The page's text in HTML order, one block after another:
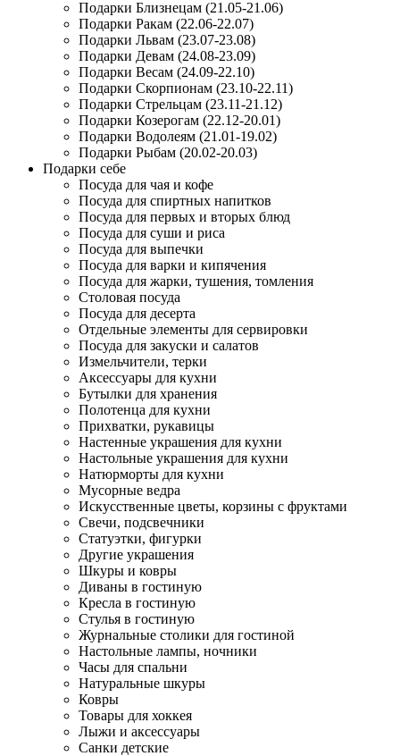
Подарки Близнецам (21.05-21.06)
Подарки Ракам (22.06-22.07)
Подарки Львам (23.07-23.08)
Подарки Девам (24.08-23.09)
Подарки Весам (24.09-22.10)
Подарки Скорпионам (23.10-22.11)
Подарки Стрельцам (23.11-21.12)
Подарки Козерогам (22.12-20.01)
Подарки Водолеям (21.01-19.02)
Подарки Рыбам (20.02-20.03)
Подарки себе
Посуда для чая и кофе
Посуда для спиртных напитков
Посуда для первых и вторых блюд
Посуда для суши и риса
Посуда для выпечки
Посуда для варки и кипячения
Посуда для жарки, тушения, томления
Столовая посуда
Посуда для десерта
Отдельные элементы для сервировки
Посуда для закуски и салатов
Измельчители, терки
Аксессуары для кухни
Бутылки для хранения
Полотенца для кухни
Прихватки, рукавицы
Настенные украшения для кухни
Настольные украшения для кухни
Натюрморты для кухни
Мусорные ведра
Искусственные цветы, корзины с фруктами
Свечи, подсвечники
Статуэтки, фигурки
Другие украшения
Шкуры и ковры
Диваны в гостиную
Кресла в гостиную
Стулья в гостиную
Журнальные столики для гостиной
Настольные лампы, ночники
Часы для спальни
Натуральные шкуры
Ковры
Товары для хоккея
Лыжи и аксессуары
Санки детские